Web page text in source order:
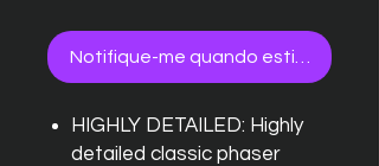
Notifique-me quando estiver
HIGHLY DETAILED: Highly
detailed classic phaser